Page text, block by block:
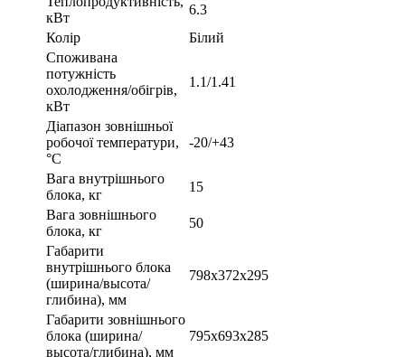
кВт
6.3
Колір
Білий
Споживана
потужність
охолодження/обігрів,
кВт
1.1/1.41
Діапазон зовнішньої
робочої температури,
°С
-20/+43
Вага внутрішнього
блока, кг
15
Вага зовнішнього
блока, кг
50
Габарити
внутрішнього блока
(ширина/высота/
глибина), мм
798х372х295
Габарити зовнішнього
блока (ширина/
высота/глибина), мм
795х693х285